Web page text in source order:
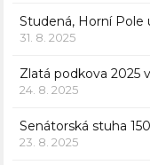
Studená, Horní Pole
31. 8. 2025
Zlatá podkova 2025
24. 8. 2025
Senátorská stuha
23. 8. 2025